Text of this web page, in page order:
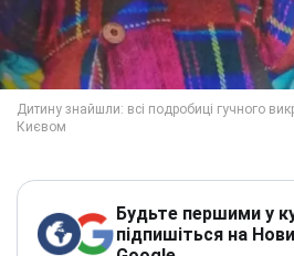
Будьте першими у
підпишіться на